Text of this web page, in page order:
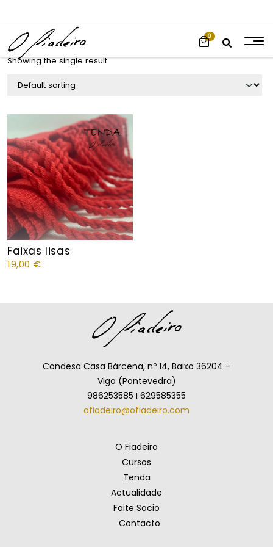
0
Showing the single result
Faixas lisas
19,00 €
Condesa Casa Bárcena, nº 14, Baixo 36204 -
Vigo (Pontevedra)
986253585 I 629585355
ofiadeiro@ofiadeiro.com
O Fiadeiro
Cursos
Tenda
Actualidade
Faite Socio
Contacto